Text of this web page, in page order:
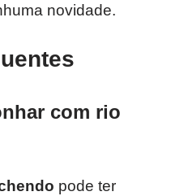
novidade.
com rio
pode ter